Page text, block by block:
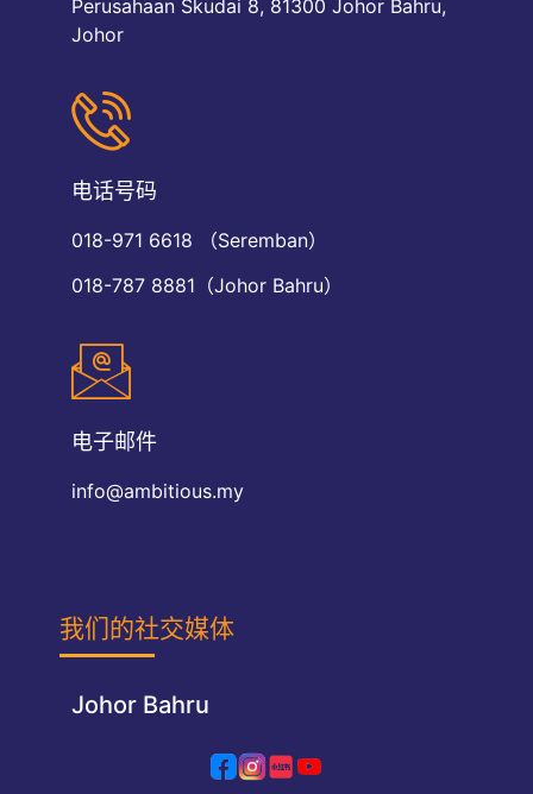
Perusahaan Skudai 8, 81300 Johor Bahru,
Johor
电话号码
018-971 6618 （Seremban）
018-787 8881（Johor Bahru）
电子邮件
info@ambitious.my
我们的社交媒体
Johor Bahru